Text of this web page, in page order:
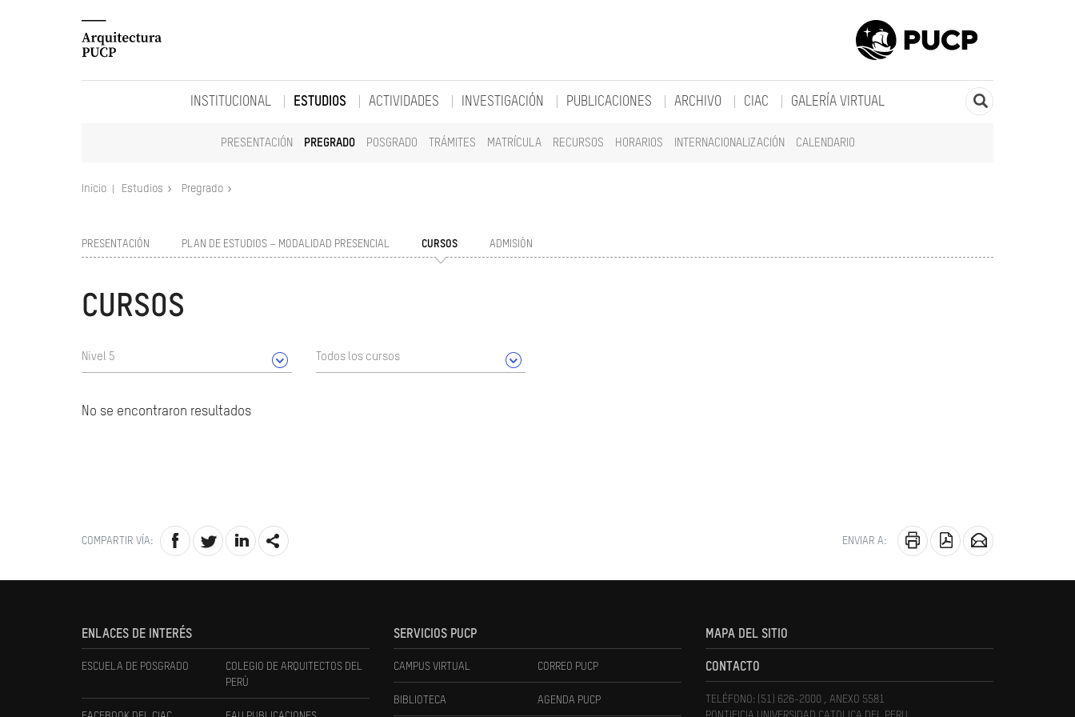
INSTITUCIONAL ESTUDIOS
PRESENTACIÓN PREGRADO POSGRADO TRÁMITES MATRÍCULA RECURSOS HORARIOS INTERNACIONALIZACIÓN CALENDARIO
ACTIVIDADES INVESTIGACIÓN PUBLICACIONES ARCHIVO CIAC GALERÍA VIRTUAL
Inicio Estudios Pregrado
PRESENTACIÓN PLAN DE ESTUDIOS – MODALIDAD PRESENCIAL CURSOS ADMISIÓN
CURSOS
Nivel 5 Todos los cursos
No se encontraron resultados
COMPARTIR VÍA: ENVIAR A:
ENLACES DE INTERÉS
ESCUELA DE POSGRADO
COLEGIO DE ARQUITECTOS DEL
PERÚ
SERVICIOS PUCP
CAMPUS VIRTUAL CORREO PUCP
BIBLIOTECA AGENDA PUCP
MAPA DEL SITIO
CONTACTO
TELÉFONO: (51) 626-2000 , ANEXO 5581